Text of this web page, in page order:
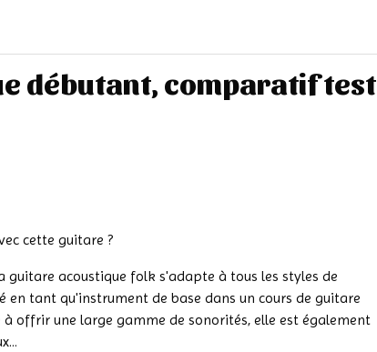
débutant, comparatif test
cette guitare ?
guitare acoustique folk s'adapte à tous les styles de
en tant qu'instrument de base dans un cours de guitare
offrir une large gamme de sonorités, elle est également